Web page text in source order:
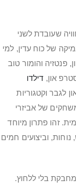
שעובדת לשני
של כוח עדין, למי
פנטזיה והומור טוב
דילדו
לגבר וקטגוריות
של אביזרי
זהו פתרון מיוחד
וביצועים חמים
בלי ללחוץ.